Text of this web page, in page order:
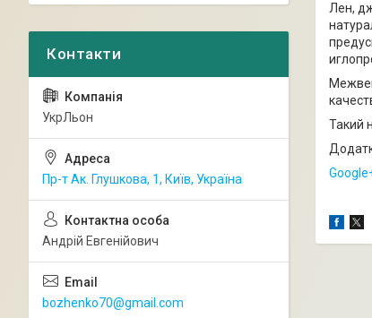
Лен,
Такий
УкрЛьон
Пр-т Ак. Глушкова, 1, Київ, Україна
Андрій Евгенійович
bozhenko70@gmail.com